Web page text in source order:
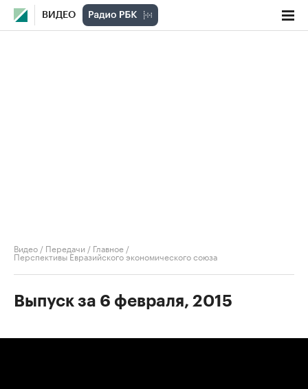
ВИДЕО
Видео / Передачи / Главное /
Перспективы Евразийского экономического союза
Выпуск за 6 февраля, 2015